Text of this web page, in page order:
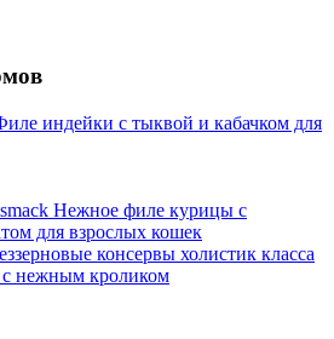
индейки с тыквой и кабачком для
Нежное филе курицы с
для взрослых кошек
консервы холистик класса
с нежным кроликом